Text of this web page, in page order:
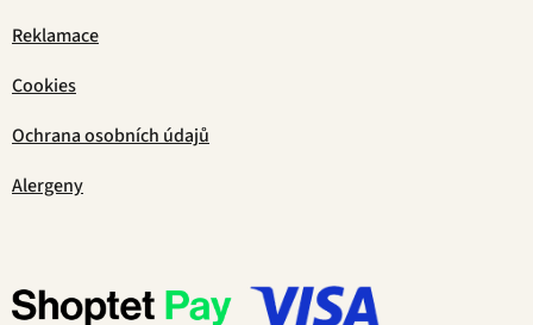
Reklamace
Cookies
Ochrana osobních údajů
Alergeny